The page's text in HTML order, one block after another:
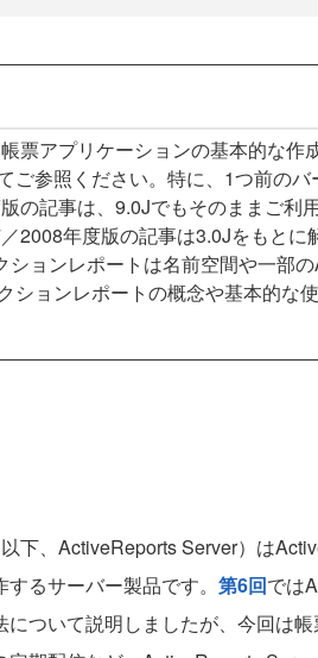
票アプリケーションの基本的な作
ご参照ください。特に、1つ前の
の記事は、9.0Jでもそのままご利
2008年度版の記事は3.0Jをもとに
ションレポートは名前空間や一部
ションレポートの概念や基本的な
下、ActiveReports Server）は
るサーバー製品です。 第6回では
ついて説明しましたが、今回は